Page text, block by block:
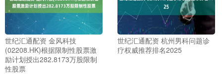
世纪汇通配资 金风科技
(02208.HK)根据限制性股票激
励计划授出282.8173万股限制
性股票
世纪汇通配资 杭州男科问题诊
疗权威推荐排名2025